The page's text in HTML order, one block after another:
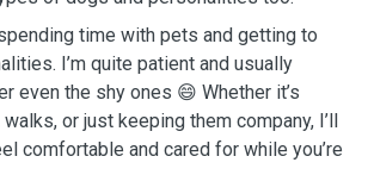
time with pets and getting to
I’m quite patient and usually
even the shy ones 😄 Whether it’s
or just keeping them company, I’ll
comfortable and cared for while you’re